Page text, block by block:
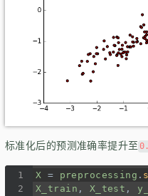
标准化后的预测准确率提升至
1 X = preprocessing .
2
X_train , X_test ,